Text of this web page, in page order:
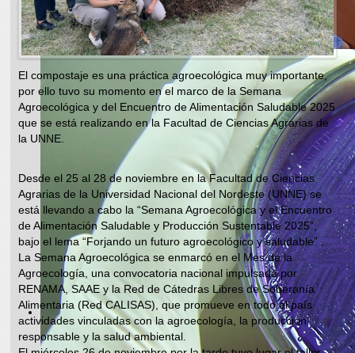
El compostaje es una práctica agroecológica muy importante,
por ello tuvo su momento en el marco de la Semana
Agroecológica y del Encuentro de Alimentación Saludable 2025
que se está realizando en la Facultad de Ciencias Agrarias de
la UNNE.
Desde el 25 al 28 de noviembre en la Facultad de Ciencias
Agrarias de la Universidad Nacional del Nordeste (UNNE) se
está llevando a cabo la “Semana Agroecológica y el Encuentro
de Alimentación Saludable y Producción Sustentable 2025”,
bajo el lema “Forjando un futuro agroecológico y saludable” .
La Semana Agroecológica se enmarcó en el Mes de la
Agroecología, una convocatoria nacional impulsada por
RENAMA, SAAE y la Red de Cátedras Libres de Soberanía
Alimentaria (Red CALISAS), que promueve en todo el país
actividades vinculadas con la agroecología, la producción
responsable y la salud ambiental.